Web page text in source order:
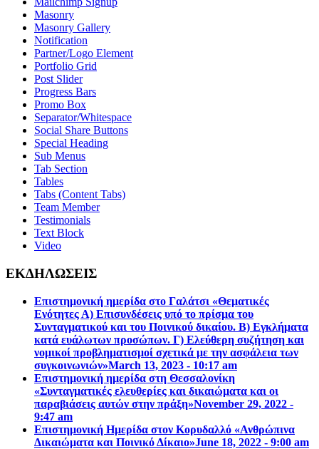
Masonry
Masonry Gallery
Notification
Partner/Logo Element
Portfolio Grid
Post Slider
Progress Bars
Promo Box
Separator/Whitespace
Social Share Buttons
Special Heading
Sub Menus
Tab Section
Tables
Tabs (Content Tabs)
Team Member
Testimonials
Text Block
Video
ΕΚΔΗΛΩΣΕΙΣ
Επιστημονική ημερίδα στο Γαλάτσι «Θεματικές
Ενότητες Α) Επισυνδέσεις υπό το πρίσμα του
Συνταγματικού και του Ποινικού δικαίου. Β) Εγκλήματα
κατά ευάλωτων προσώπων. Γ) Ελεύθερη συζήτηση και
νομικοί προβληματισμοί σχετικά με την ασφάλεια των
συγκοινωνιών»March 13, 2023 - 10:17 am
Επιστηµονική ηµερίδα στη Θεσσαλονίκη
«Συνταγµατικές ελευθερίες και δικαιώµατα και οι
παραβιάσεις αυτών στην πράξη»November 29, 2022 -
9:47 am
Επιστημονική Ημερίδα στον Κορυδαλλό «Ανθρώπινα
Δικαιώματα και Ποινικό Δίκαιο»June 18, 2022 - 9:00 am